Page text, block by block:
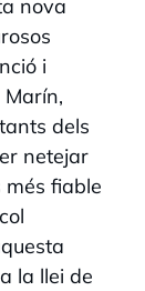
nova
i
dels
netejar
més fiable
la llei de